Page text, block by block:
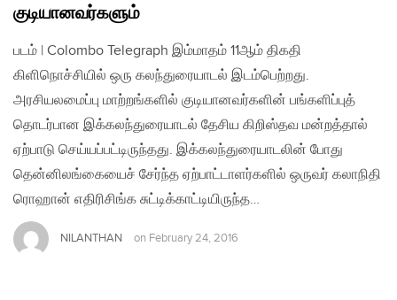
குடியானவர்களும்
படம் | Colombo Telegraph இம்மாதம் 11ஆம் திகதி
கிளிநொச்சியில் ஒரு கலந்துரையாடல் இடம்பெற்றது.
அரசியலமைப்பு மாற்றங்களில் குடியானவர்களின் பங்களிப்புத்
தொடர்பான இக்கலந்துரையாடல் தேசிய கிறிஸ்தவ மன்றத்தால்
ஏற்பாடு செய்யப்பட்டிருந்தது. இக்கலந்துரையாடலின் போது
தென்னிலங்கையைச் சேர்ந்த ஏற்பாட்டாளர்களில் ஒருவர் கலாநிதி
ரொஹான் எதிரிசிங்க சுட்டிக்காட்டியிருந்த…
NILANTHAN on February 24, 2016